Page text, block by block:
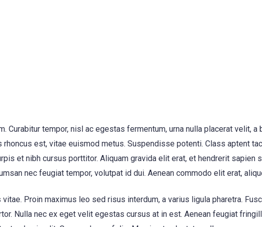
tempor, nisl ac egestas fermentum, urna nulla placerat velit, a
est, vitae euismod metus. Suspendisse potenti. Class aptent
et nibh cursus porttitor. Aliquam gravida elit erat, et hendrerit
nec feugiat tempor, volutpat id dui. Aenean commodo elit erat,
Proin maximus leo sed risus interdum, a varius ligula pharetra.
Nulla nec ex eget velit egestas cursus at in est. Aenean feugiat